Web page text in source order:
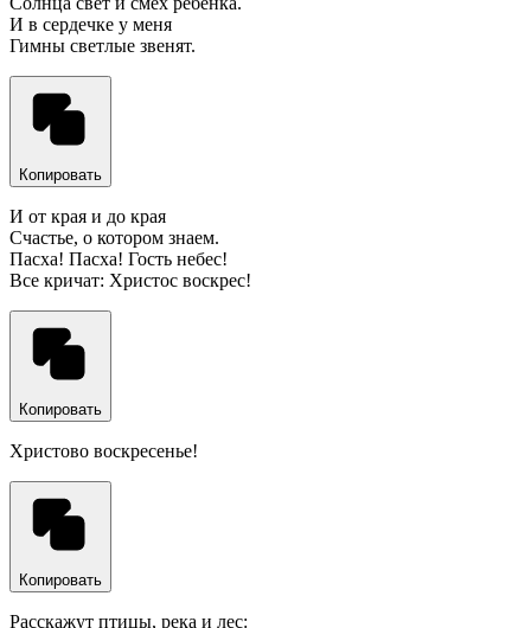
И в сердечке у меня
Гимны светлые звенят.
Копировать
И от края и до края
Счастье, о котором знаем.
Пасха! Пасха! Гость небес!
Все кричат: Христос воскрес!
Копировать
Христово воскресенье!
Копировать
Расскажут птицы, река и лес: